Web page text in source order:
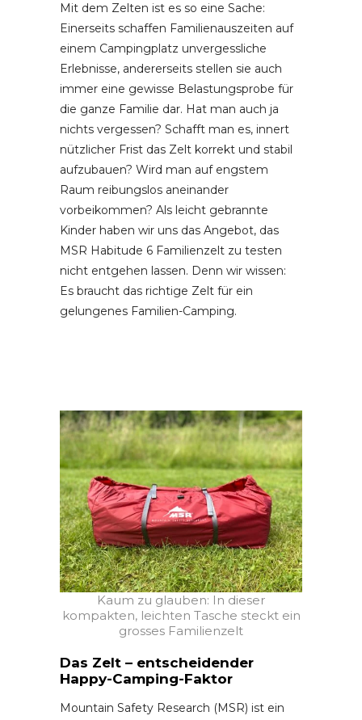
Mit dem Zelten ist es so eine Sache:
Einerseits schaffen Familienauszeiten auf
einem Campingplatz unvergessliche
Erlebnisse, andererseits stellen sie auch
immer eine gewisse Belastungsprobe für
die ganze Familie dar. Hat man auch ja
nichts vergessen? Schafft man es, innert
nützlicher Frist das Zelt korrekt und stabil
aufzubauen? Wird man auf engstem
Raum reibungslos aneinander
vorbeikommen? Als leicht gebrannte
Kinder haben wir uns das Angebot, das
MSR Habitude 6 Familienzelt zu testen
nicht entgehen lassen. Denn wir wissen:
Es braucht das richtige Zelt für ein
gelungenes Familien-Camping.
Kaum zu glauben: In dieser
kompakten, leichten Tasche steckt ein
grosses Familienzelt
Das Zelt – entscheidender
Happy-Camping-Faktor
Mountain Safety Research (MSR) ist ein